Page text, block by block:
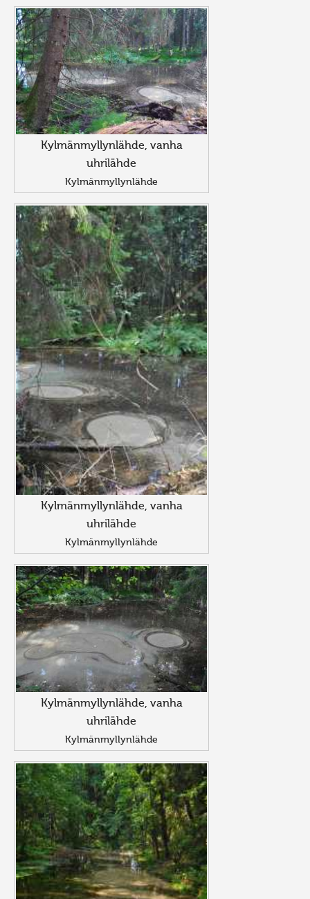
Kylmänmyllynlähde, vanha
uhrilähde
Kylmänmyllynlähde
Kylmänmyllynlähde, vanha
uhrilähde
Kylmänmyllynlähde
Kylmänmyllynlähde, vanha
uhrilähde
Kylmänmyllynlähde